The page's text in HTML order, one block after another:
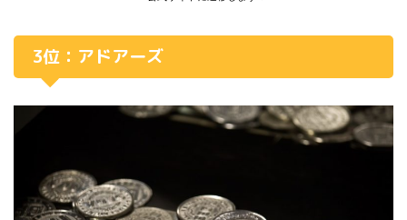
3位：アドアーズ